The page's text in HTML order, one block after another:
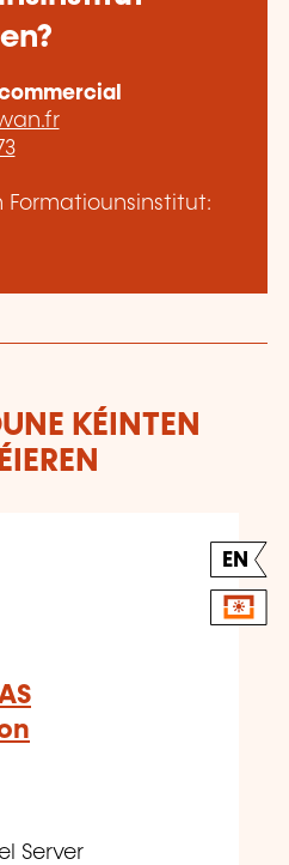
Formatiounsinstitut:
KÉINTEN
EN
Server